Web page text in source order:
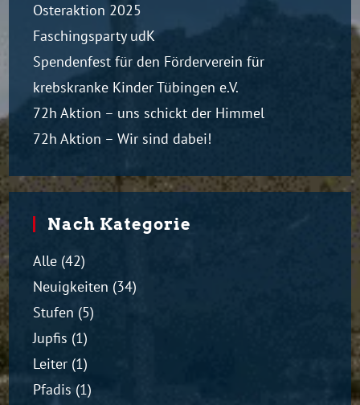
Osteraktion 2025
Faschingsparty udK
Spendenfest für den Förderverein für
krebskranke Kinder Tübingen e.V.
72h Aktion – uns schickt der Himmel
72h Aktion – Wir sind dabei!
Nach Kategorie
Alle (42)
Neuigkeiten (34)
Stufen (5)
Jupfis (1)
Leiter (1)
Pfadis (1)